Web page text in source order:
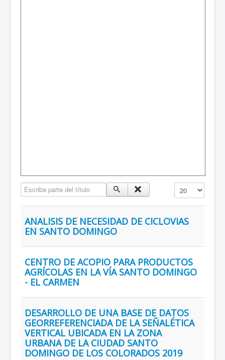
Escriba parte del título Mostrar #
ANALISIS DE NECESIDAD DE CICLOVIAS
EN SANTO DOMINGO
CENTRO DE ACOPIO PARA PRODUCTOS
AGRÍCOLAS EN LA VÍA SANTO DOMINGO
- EL CARMEN
DESARROLLO DE UNA BASE DE DATOS
GEORREFERENCIADA DE LA SEÑALÉTICA
VERTICAL UBICADA EN LA ZONA
URBANA DE LA CIUDAD SANTO
DOMINGO DE LOS COLORADOS 2019